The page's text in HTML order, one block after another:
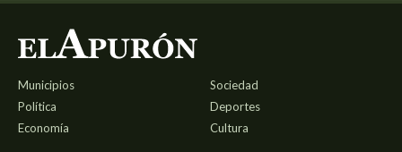
Municipios
Política
Economía
Sociedad
Deportes
Cultura